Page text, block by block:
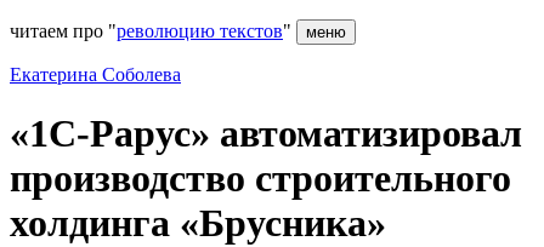
читаем про "революцию текстов" меню
Екатерина Соболева
«1С-Рарус» автоматизировал
производство строительного
холдинга «Брусника»